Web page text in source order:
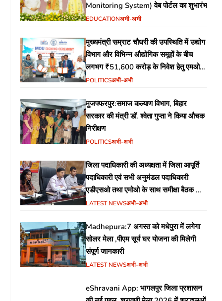
Monitoring System) वेब पोर्टल का शुभारंभ
EDUCATIONअभी-अभी
मुख्यमंत्री सम्राट चौधरी की उपस्थिति में उद्योग
विभाग और विभिन्न औद्योगिक समूहों के बीच
लगभग ₹51,600 करोड़ के निवेश हेतु एमओयू
(MoU) पर हस्ताक्षर
POLITICSअभी-अभी
मुजफ्फरपुर:समाज कल्याण विभाग, बिहार
सरकार की मंत्री डॉ. श्वेता गुप्ता ने किया औचक
निरीक्षण
POLITICSअभी-अभी
जिला पदाधिकारी की अध्यक्षता में जिला आपूर्ति
पदाधिकारी एवं सभी अनुमंडल पदाधिकारी
एडीएसओ तथा एमोओ के साथ समीक्षा बैठक का
आयोजन
LATEST NEWSअभी-अभी
Madhepura:7 अगस्त को मधेपुरा में लगेगा
सोलर मेला ,पीएम सूर्य घर योजना की मिलेगी
संपूर्ण जानकारी
LATEST NEWSअभी-अभी
eShravani App: भागलपुर जिला प्रशासन